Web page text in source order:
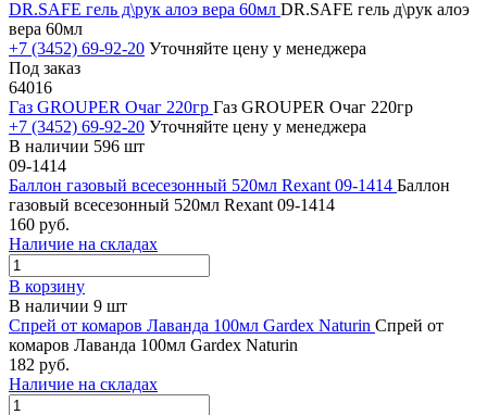
DR.SAFE гель д\рук алоэ вера 60мл DR.SAFE гель д\рук алоэ
вера 60мл
+7 (3452) 69-92-20 Уточняйте цену у менеджера
Под заказ
64016
Газ GROUPER Очаг 220гр Газ GROUPER Очаг 220гр
+7 (3452) 69-92-20 Уточняйте цену у менеджера
В наличии 596 шт
09-1414
Баллон газовый всесезонный 520мл Rexant 09-1414 Баллон
газовый всесезонный 520мл Rexant 09-1414
160 руб.
Наличие на складах
В корзину
В наличии 9 шт
Спрей от комаров Лаванда 100мл Gardex Naturin Спрей от
комаров Лаванда 100мл Gardex Naturin
182 руб.
Наличие на складах